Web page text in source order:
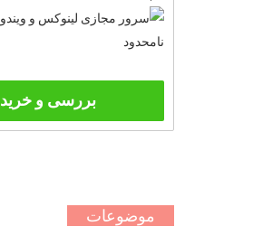
نامحدود
بررسی و خرید
موضوعات